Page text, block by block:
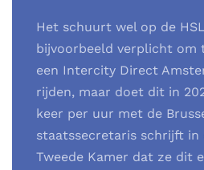
Het schuurt wel op de
bijvoorbeeld verplicht om
een Intercity Direct
rijden, maar doet dit in
keer per uur met de
staatssecretaris schrijft in
Tweede Kamer dat ze dit